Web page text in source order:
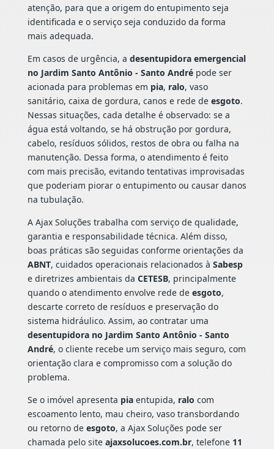
atenção, para que a origem do entupimento seja
identificada e o serviço seja conduzido da forma
mais adequada.
Em casos de urgência, a desentupidora emergencial
no Jardim Santo Antônio - Santo Andrépode ser
acionada para problemas em pia, ralo, vaso
sanitário, caixa de gordura, canos e rede de esgoto.
Nessas situações, cada detalhe é observado: se a
água está voltando, se há obstrução por gordura,
cabelo, resíduos sólidos, restos de obra ou falha na
manutenção. Dessa forma, o atendimento é feito
com mais precisão, evitando tentativas improvisadas
que poderiam piorar o entupimento ou causar danos
na tubulação.
A Ajax Soluções trabalha com serviço de qualidade,
garantia e responsabilidade técnica. Além disso,
boas práticas são seguidas conforme orientações da
ABNT, cuidados operacionais relacionados à Sabesp
e diretrizes ambientais da CETESB, principalmente
quando o atendimento envolve rede de esgoto,
descarte correto de resíduos e preservação do
sistema hidráulico. Assim, ao contratar uma
desentupidora no Jardim Santo Antônio - Santo
André, o cliente recebe um serviço mais seguro, com
orientação clara e compromisso com a solução do
problema.
Se o imóvel apresenta piaentupida, ralo com
escoamento lento, mau cheiro, vaso transbordando
ou retorno de esgoto, a Ajax Soluções pode ser
chamada pelo site ajaxsolucoes.com.br, telefone 11